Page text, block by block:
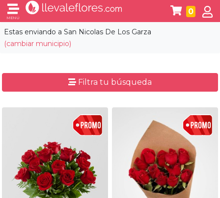
Estas enviando a San Nicolas De Los Garza
(cambiar municipio)
MENÚ
0
Filtra tu búsqueda